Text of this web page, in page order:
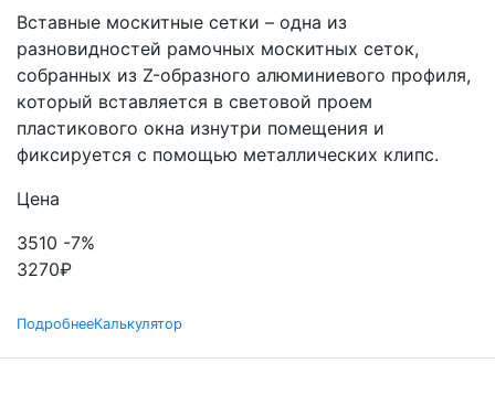
Вставные москитные сетки – одна из
разновидностей рамочных москитных сеток,
собранных из Z-образного алюминиевого профиля,
который вставляется в световой проем
пластикового окна изнутри помещения и
фиксируется с помощью металлических клипс.
Цена
3510 -7%
3270₽
ПодробнееКалькулятор